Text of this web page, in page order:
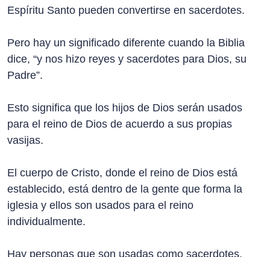
Espíritu Santo pueden convertirse en sacerdotes.
Pero hay un significado diferente cuando la Biblia
dice, “y nos hizo reyes y sacerdotes para Dios, su
Padre”.
Esto significa que los hijos de Dios serán usados
para el reino de Dios de acuerdo a sus propias
vasijas.
El cuerpo de Cristo, donde el reino de Dios está
establecido, está dentro de la gente que forma la
iglesia y ellos son usados para el reino
individualmente.
Hay personas que son usadas como sacerdotes,